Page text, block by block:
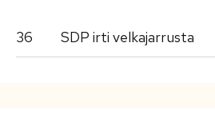
36 SDP irti velkajarrusta